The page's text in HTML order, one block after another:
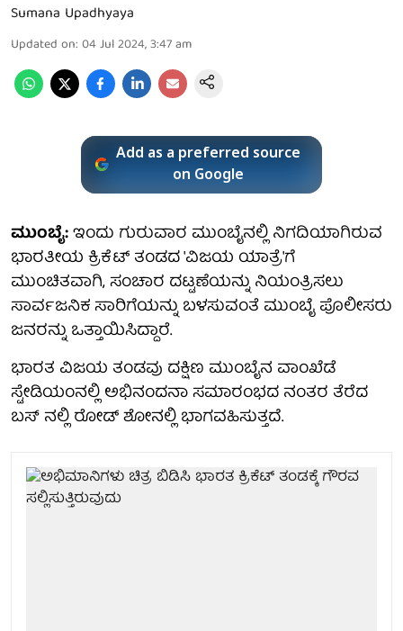
Sumana Upadhyaya
Updated on: 04 Jul 2024, 3:47 am
Add as a preferred source
on Google
ಮುಂಬೈ:ಇಂದು ಗುರುವಾರ ಮುಂಬೈನಲ್ಲಿ ನಿಗದಿಯಾಗಿರುವ
ಭಾರತೀಯ ಕ್ರಿಕೆಟ್ ತಂಡದ 'ವಿಜಯ ಯಾತ್ರೆ'ಗೆ
ಮುಂಚಿತವಾಗಿ, ಸಂಚಾರ ದಟ್ಟಣೆಯನ್ನು ನಿಯಂತ್ರಿಸಲು
ಸಾರ್ವಜನಿಕ ಸಾರಿಗೆಯನ್ನು ಬಳಸುವಂತೆ ಮುಂಬೈ ಪೊಲೀಸರು
ಜನರನ್ನು ಒತ್ತಾಯಿಸಿದ್ದಾರೆ.
ಭಾರತ ವಿಜಯ ತಂಡವು ದಕ್ಷಿಣ ಮುಂಬೈನ ವಾಂಖೆಡೆ
ಸ್ಟೇಡಿಯಂನಲ್ಲಿ ಅಭಿನಂದನಾ ಸಮಾರಂಭದ ನಂತರ ತೆರೆದ
ಬಸ್ ನಲ್ಲಿ ರೋಡ್ ಶೋನಲ್ಲಿ ಭಾಗವಹಿಸುತ್ತದೆ.